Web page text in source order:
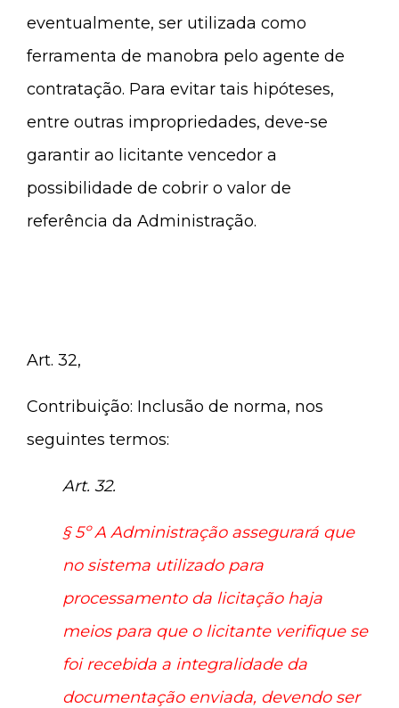
eventualmente, ser utilizada como
ferramenta de manobra pelo agente de
contratação. Para evitar tais hipóteses,
entre outras impropriedades, deve-se
garantir ao licitante vencedor a
possibilidade de cobrir o valor de
referência da Administração.
Art. 32,
Contribuição: Inclusão de norma, nos
seguintes termos:
Art. 32.
§ 5º A Administração assegurará que
no sistema utilizado para
processamento da licitação haja
meios para que o licitante verifique se
foi recebida a integralidade da
documentação enviada, devendo ser